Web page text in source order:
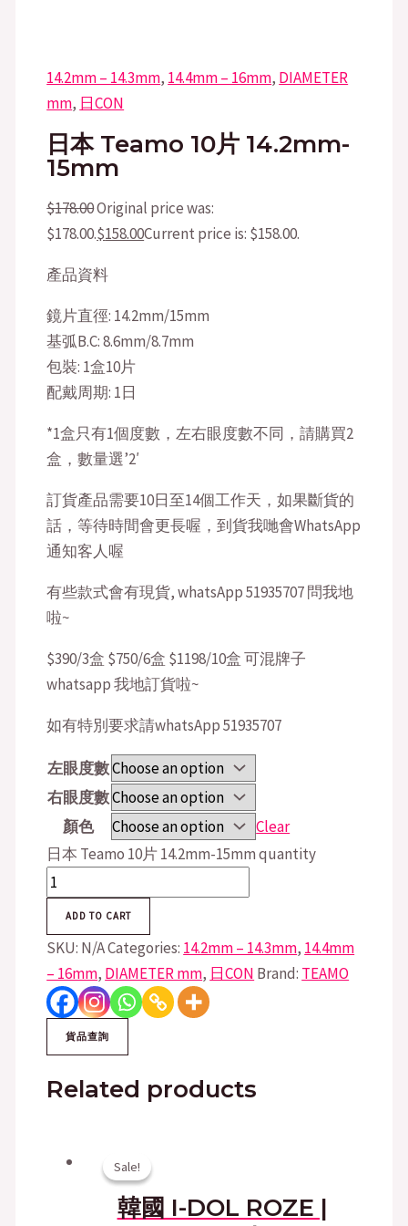
14.2mm – 14.3mm, 14.4mm – 16mm, DIAMETER
mm, 日CON
日本 Teamo 10片 14.2mm-
15mm
$178.00Original price was:
$178.00.$158.00Current price is: $158.00.
產品資料
鏡片直徑: 14.2mm/15mm
基弧B.C: 8.6mm/8.7mm
包裝: 1盒10片
配戴周期: 1日
*1盒只有1個度數，左右眼度數不同，請購買2
盒，數量選’2′
訂貨產品需要10日至14個工作天，如果斷貨的
話，等待時間會更長喔，到貨我哋會WhatsApp
通知客人喔
有些款式會有現貨, whatsApp 51935707 問我地
啦~
$390/3盒 $750/6盒 $1198/10盒 可混牌子
whatsapp 我地訂貨啦~
如有特別要求請whatsApp 51935707
左眼度數
右眼度數
顏色
Clear
日本 Teamo 10片 14.2mm-15mm quantity
ADD TO CART
SKU: N/ACategories: 14.2mm – 14.3mm, 14.4mm
– 16mm, DIAMETER mm, 日CON Brand: TEAMO
Related products
Sale!
Sale!
韓國 I-DOL ROZE |